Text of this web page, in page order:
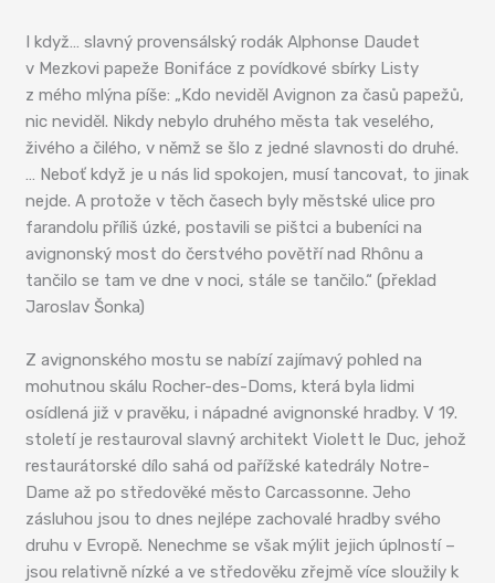
I když… slavný provensálský rodák Alphonse Daudet
v Mezkovi papeže Bonifáce z povídkové sbírky Listy
z mého mlýna píše: „Kdo neviděl Avignon za časů papežů,
nic neviděl. Nikdy nebylo druhého města tak veselého,
živého a čilého, v němž se šlo z jedné slavnosti do druhé.
… Neboť když je u nás lid spokojen, musí tancovat, to jinak
nejde. A protože v těch časech byly městské ulice pro
farandolu příliš úzké, postavili se pištci a bubeníci na
avignonský most do čerstvého povětří nad Rhônu a
tančilo se tam ve dne v noci, stále se tančilo.“ (překlad
Jaroslav Šonka)
Z avignonského mostu se nabízí zajímavý pohled na
mohutnou skálu Rocher-des-Doms, která byla lidmi
osídlená již v pravěku, i nápadné avignonské hradby. V 19.
století je restauroval slavný architekt Violett le Duc, jehož
restaurátorské dílo sahá od pařížské katedrály Notre-
Dame až po středověké město Carcassonne. Jeho
zásluhou jsou to dnes nejlépe zachovalé hradby svého
druhu v Evropě. Nenechme se však mýlit jejich úplností –
jsou relativně nízké a ve středověku zřejmě více sloužily k